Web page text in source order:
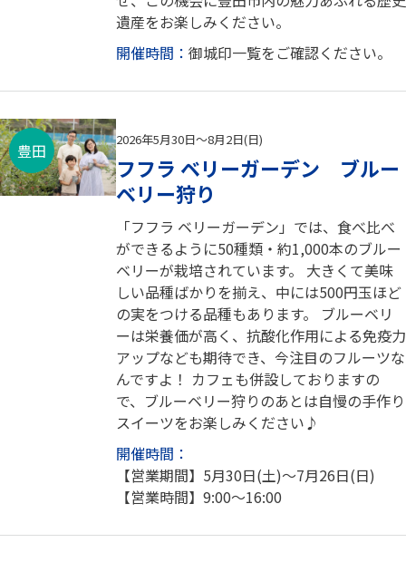
遺産をお楽しみください。
開催時間： 御城印一覧をご確認ください。
豊田
2026年5月30日～8月2日(日)
フフラ ベリーガーデン ブルー
ベリー狩り
「フフラ ベリーガーデン」では、食べ比べ
ができるように50種類・約1,000本のブルー
ベリーが栽培されています。 大きくて美味
しい品種ばかりを揃え、中には500円玉ほど
の実をつける品種もあります。 ブルーベリ
ーは栄養価が高く、抗酸化作用による免疫力
アップなども期待でき、今注目のフルーツな
んですよ！ カフェも併設しておりますの
で、ブルーベリー狩りのあとは自慢の手作り
スイーツをお楽しみください♪
開催時間：
【営業期間】5月30日(土)～7月26日(日)
【営業時間】9:00～16:00